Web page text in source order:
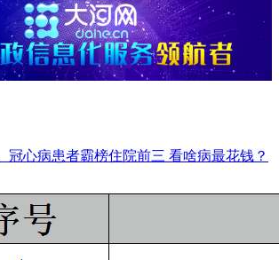
冠心病患者霸榜住院前三 看啥病最花钱？